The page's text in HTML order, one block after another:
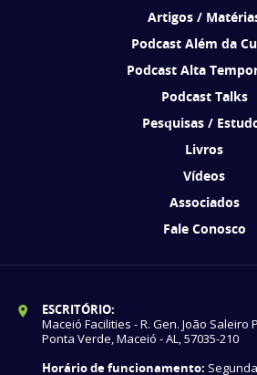
Artigos /
Podcast Além da
Podcast Alta
Podcast Talks
Pesquisas /
Livros
Vídeos
Associados
Fale Conosco
ESCRITÓRIO:
Maceió Facilities - R. Gen. João Saleiro
Ponta Verde, Maceió - AL, 57035-210
Horário de funcionamento: